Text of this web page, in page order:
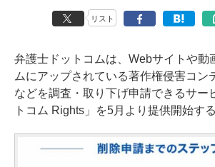
リスト
弁護士ドットコムは、Webサイトや動
ムにアップされている著作権侵害コン
などを調査・取り下げ申請できるサー
トコム Rights」を5月より提供開始する